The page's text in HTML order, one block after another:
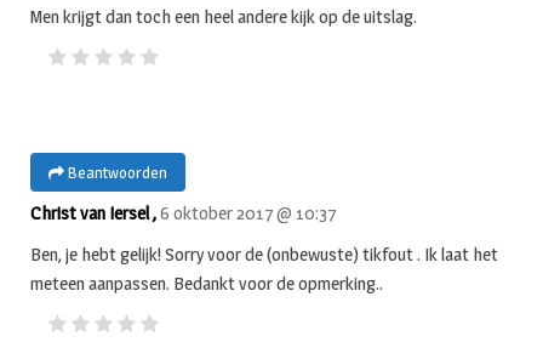
Men krijgt dan toch een heel andere kijk op de uitslag.
Beantwoorden
Christ van Iersel ,6 oktober 2017 @ 10:37
Ben, je hebt gelijk! Sorry voor de (onbewuste) tikfout . Ik laat het
meteen aanpassen. Bedankt voor de opmerking..